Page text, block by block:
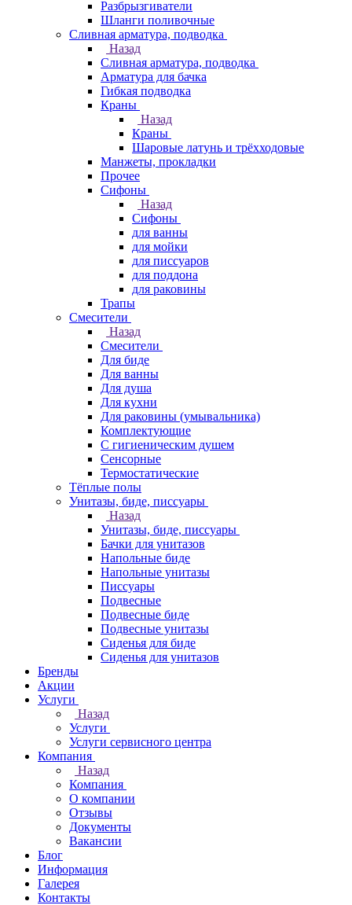
Разбрызгиватели
Шланги поливочные
Сливная арматура, подводка
Назад
Сливная арматура, подводка
Арматура для бачка
Гибкая подводка
Краны
Назад
Краны
Шаровые латунь и трёхходовые
Манжеты, прокладки
Прочее
Сифоны
Назад
Сифоны
для ванны
для мойки
для писсуаров
для поддона
для раковины
Трапы
Смесители
Назад
Смесители
Для биде
Для ванны
Для душа
Для кухни
Для раковины (умывальника)
Комплектующие
С гигиеническим душем
Сенсорные
Термостатические
Тёплые полы
Унитазы, биде, писсуары
Назад
Унитазы, биде, писсуары
Бачки для унитазов
Напольные биде
Напольные унитазы
Писсуары
Подвесные
Подвесные биде
Подвесные унитазы
Сиденья для биде
Сиденья для унитазов
Бренды
Акции
Услуги
Назад
Услуги
Услуги сервисного центра
Компания
Назад
Компания
О компании
Отзывы
Документы
Вакансии
Блог
Информация
Галерея
Контакты